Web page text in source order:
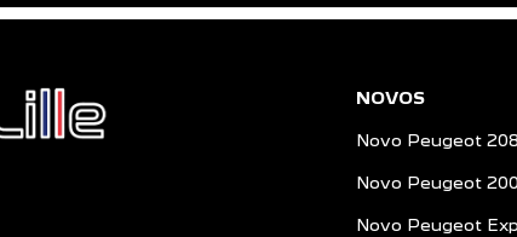
NOVOS
Novo Peugeot 208